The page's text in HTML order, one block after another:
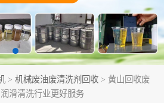
> 机械废油废清洗剂回收 > 黄山回收废
滑清洗行业更好服务
机械废油废清洗剂回收
碳氢液压油回收
回收废三四氯乙烯